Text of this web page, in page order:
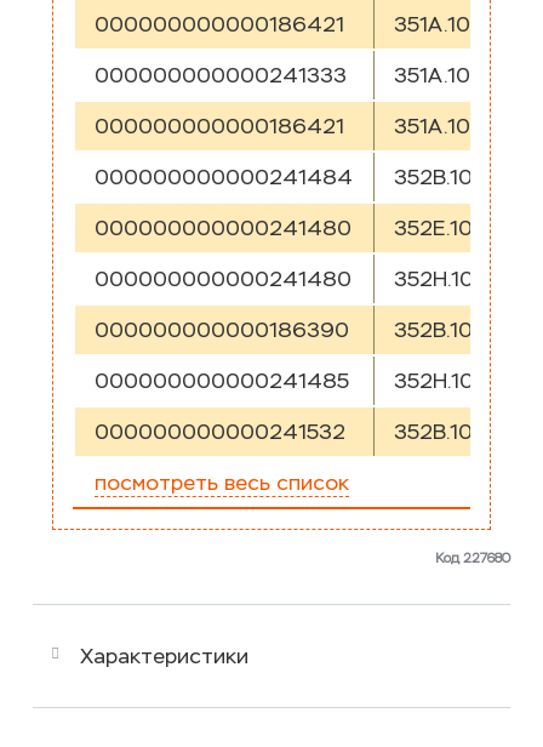
посмотреть весь список
000000000000186421
351A.10
000000000000241333
351A.10
000000000000186421
351A.10
000000000000241484
352B.10
000000000000241480
352E.10
000000000000241480
352H.10
000000000000186390
352B.10
000000000000241485
352H.10
000000000000241532
352B.10
Код 227680
Характеристики